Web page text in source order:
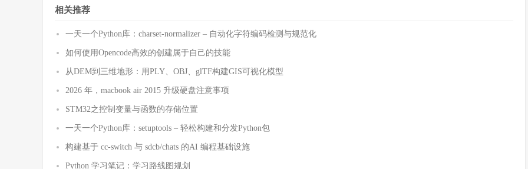
相关推荐
一天一个Python库：charset-normalizer – 自动化字符编码检测与规范化
如何使用Opencode高效的创建属于自己的技能
从DEM到三维地形：用PLY、OBJ、glTF构建GIS可视化模型
2026 年，macbook air 2015 升级硬盘注意事项
STM32之控制变量与函数的存储位置
一天一个Python库：setuptools – 轻松构建和分发Python包
构建基于 cc-switch 与 sdcb/chats 的AI 编程基础设施
Python 学习笔记：学习路线图规划